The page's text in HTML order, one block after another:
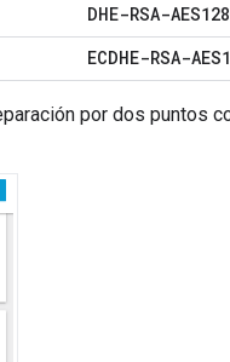
DHE-RSA-
ECDHE-RSA-
por dos puntos